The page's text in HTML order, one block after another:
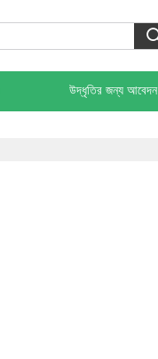
উদ্ধৃতির জন্য আবেদন